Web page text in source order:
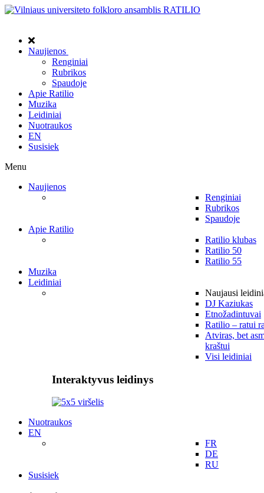
Naujienos
Renginiai
Rubrikos
Spaudoje
Apie Ratilio
Muzika
Leidiniai
Nuotraukos
EN
Susisiek
Menu
Naujienos
Renginiai
Rubrikos
Spaudoje
Apie Ratilio
Ratilio klubas
Ratilio 50
Ratilio 55
Muzika
Leidiniai
Naujausi
DJ Kaziukas
Etnožadintuvai
Ratilio – ratui
Atviras, bet
kraštui
Visi leidiniai
Interaktyvus leidinys
Nuotraukos
EN
FR
DE
RU
Susisiek